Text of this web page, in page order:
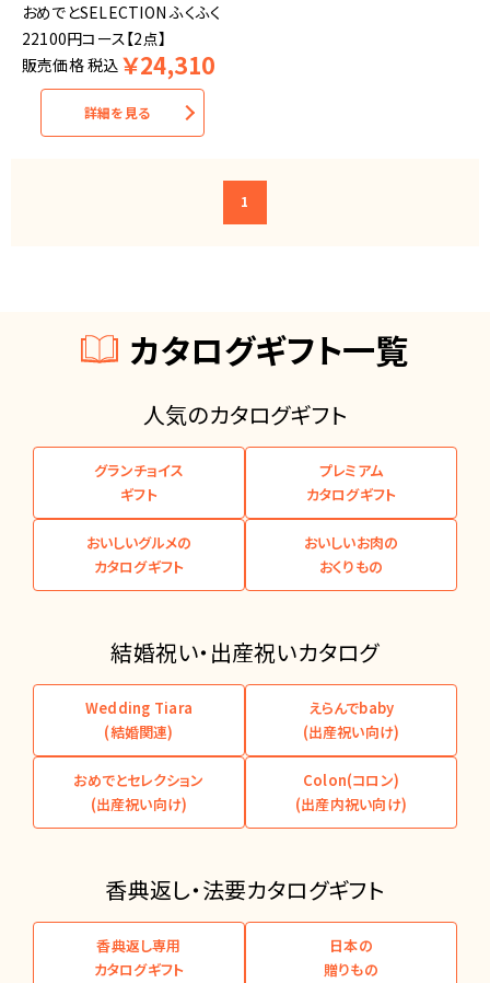
おめでとSELECTION ふくふく
22100円コース【2点】
販売価格税込 ￥24,310
詳細を見る
1
カタログギフト一覧
人気のカタログギフト
グランチョイス
ギフト
プレミアム
カタログギフト
おいしいグルメの
カタログギフト
おいしいお肉の
おくりもの
結婚祝い・出産祝いカタログ
Wedding Tiara
(結婚関連)
えらんでbaby
(出産祝い向け)
おめでとセレクション
(出産祝い向け)
Colon(コロン)
(出産内祝い向け)
香典返し・法要カタログギフト
香典返し専用
カタログギフト
日本の
贈りもの